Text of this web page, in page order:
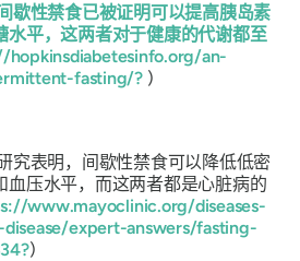
歇性禁食已被证明可以提高胰岛素
水平，这两者对于健康的代谢都至
hopkinsdiabetesinfo.org/an-
fasting/?)
究表明，间歇性禁食可以降低低密
血压水平，而这两者都是心脏病的
www.mayoclinic.org/diseases-
expert-answers/fasting-
)